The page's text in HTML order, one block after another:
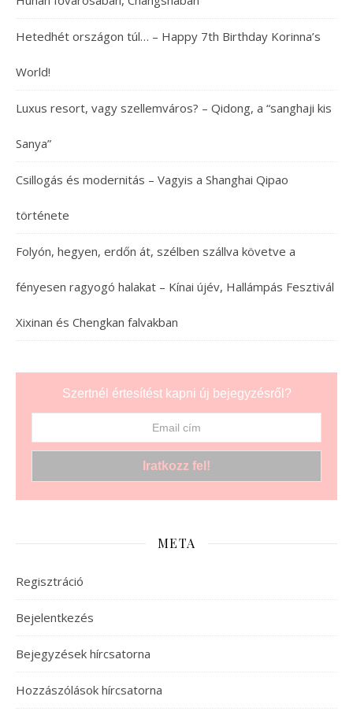
Hetedhét országon túl… – Happy 7th Birthday Korinna’s
World!
Luxus resort, vagy szellemváros? – Qidong, a “sanghaji kis
Sanya”
Csillogás és modernitás – Vagyis a Shanghai Qipao
története
Folyón, hegyen, erdőn át, szélben szállva követve a
fényesen ragyogó halakat – Kínai újév, Hallámpás Fesztivál
Xixinan és Chengkan falvakban
Szertnél értesítést kapni új bejegyzésről?
META
Regisztráció
Bejelentkezés
Bejegyzések hírcsatorna
Hozzászólások hírcsatorna